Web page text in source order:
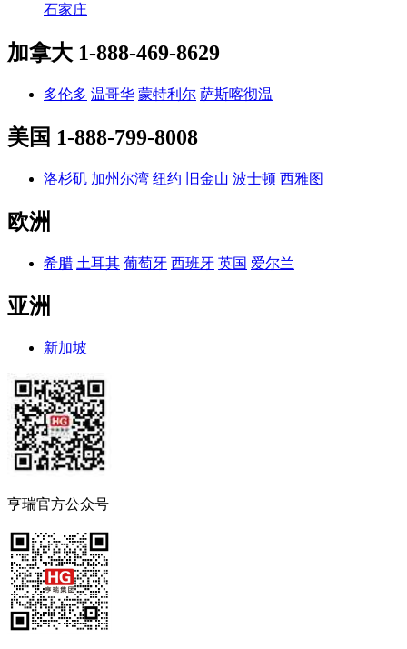
石家庄
加拿大 1-888-469-8629
多伦多 温哥华 蒙特利尔 萨斯喀彻温
美国 1-888-799-8008
洛杉矶 加州尔湾 纽约 旧金山 波士顿 西雅图
欧洲
希腊 土耳其 葡萄牙 西班牙 英国 爱尔兰
亚洲
新加坡
亨瑞官方公众号